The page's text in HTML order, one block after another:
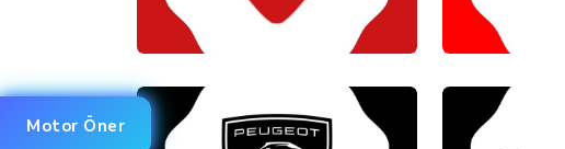
Motor Öner